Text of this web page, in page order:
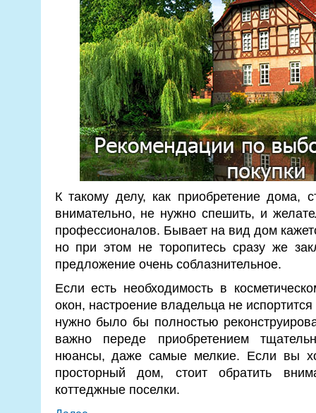
К такому делу, как приобретение дома,
внимательно, не нужно спешить, и
профессионалов. Бывает на вид дом
но при этом не торопитесь сразу же
предложение очень соблазнительное.
Если есть необходимость в
окон, настроение владельца не
нужно было бы полностью
важно переде приобретением
нюансы, даже самые мелкие. Если вы
просторный дом, стоит обратить
коттеджные поселки.